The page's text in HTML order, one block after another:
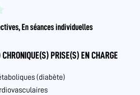
En séances individuelles
CHRONIQUE(S) PRISE(S) EN CHARGE
(diabète)